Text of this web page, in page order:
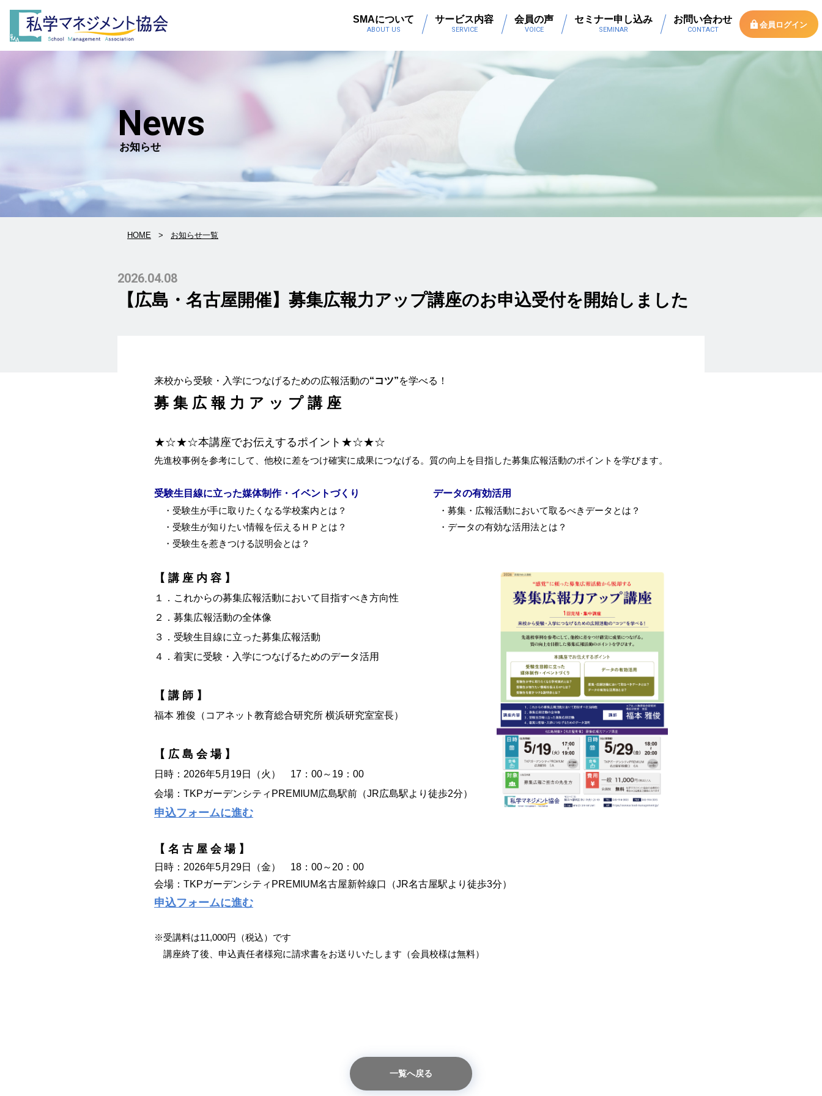
SMAについて
ABOUT US
サービス内容
SERVICE
会員の声
VOICE
セミナー申し込み
SEMINAR
お問い合わせ
CONTACT
会員ログイン
News
お知らせ
HOME お知らせ一覧
2026.04.08
【広島・名古屋開催】募集広報力アップ講座のお申込受付を開始しました
来校から受験・入学につなげるための広報活動の“コツ”を学べる！
募 集 広 報 力 ア ッ プ 講 座
★☆★☆本講座でお伝えするポイント★☆★☆
先進校事例を参考にして、他校に差をつけ確実に成果につなげる。質の向上を目指した募集広報活動のポイントを学びます。
受験生目線に立った媒体制作・イベントづくり
データの有効活用
・受験生が手に取りたくなる学校案内とは？ ・募集・広報活動において取るべきデータとは？
・受験生が知りたい情報を伝えるＨＰとは？ ・データの有効な活用法とは？
・受験生を惹きつける説明会とは？
【 講 座 内 容 】
１．これからの募集広報活動において目指すべき方向性
２．募集広報活動の全体像
３．受験生目線に立った募集広報活動
４．着実に受験・入学につなげるためのデータ活用
【 講 師 】
福本 雅俊（コアネット教育総合研究所 横浜研究室室長）
【 広 島 会 場 】
日時：2026年5月19日（火） 17：00～19：00
会場：TKPガーデンシティPREMIUM広島駅前（JR広島駅より徒歩2分）
申込フォームに進む
【 名 古 屋 会 場 】
日時：2026年5月29日（金） 18：00～20：00
会場：TKPガーデンシティPREMIUM名古屋新幹線口（JR名古屋駅より徒歩3分）
申込フォームに進む
※受講料は11,000円（税込）です
講座終了後、申込責任者様宛に請求書をお送りいたします（会員校様は無料）
一覧へ戻る